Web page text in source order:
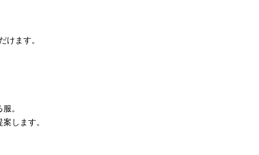
けます。
。
します。